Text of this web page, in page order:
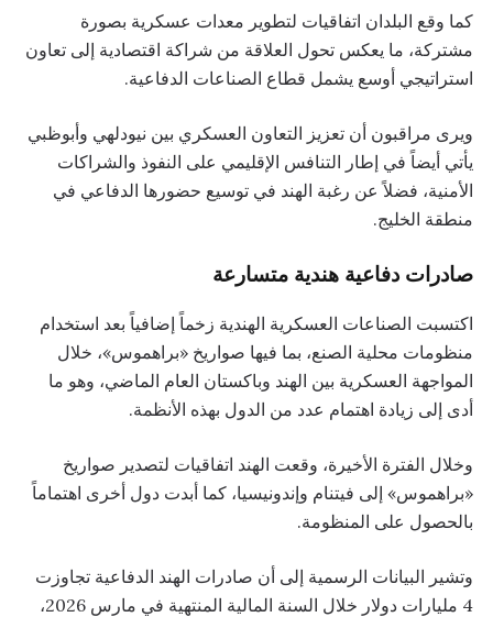
كما وقع البلدان اتفاقيات لتطوير معدات عسكرية بصورة
مشتركة، ما يعكس تحول العلاقة من شراكة اقتصادية إلى تعاون
استراتيجي أوسع يشمل قطاع الصناعات الدفاعية.
ويرى مراقبون أن تعزيز التعاون العسكري بين نيودلهي وأبوظبي
يأتي أيضاً في إطار التنافس الإقليمي على النفوذ والشراكات
الأمنية، فضلاً عن رغبة الهند في توسيع حضورها الدفاعي في
منطقة الخليج.
صادرات دفاعية هندية متسارعة
اكتسبت الصناعات العسكرية الهندية زخماً إضافياً بعد استخدام
منظومات محلية الصنع، بما فيها صواريخ «براهموس»، خلال
المواجهة العسكرية بين الهند وباكستان العام الماضي، وهو ما
أدى إلى زيادة اهتمام عدد من الدول بهذه الأنظمة.
وخلال الفترة الأخيرة، وقعت الهند اتفاقيات لتصدير صواريخ
«براهموس» إلى فيتنام وإندونيسيا، كما أبدت دول أخرى اهتماماً
بالحصول على المنظومة.
وتشير البيانات الرسمية إلى أن صادرات الهند الدفاعية تجاوزت
4 مليارات دولار خلال السنة المالية المنتهية في مارس 2026،